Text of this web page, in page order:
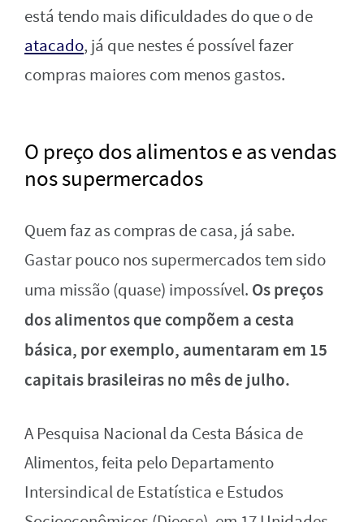
está tendo mais dificuldades do que o de
atacado, já que nestes é possível fazer
compras maiores com menos gastos.
O preço dos alimentos e as vendas
nos supermercados
Quem faz as compras de casa, já sabe.
Gastar pouco nos supermercados tem sido
uma missão (quase) impossível. Os preços
dos alimentos que compõem a cesta
básica, por exemplo, aumentaram em 15
capitais brasileiras no mês de julho.
A Pesquisa Nacional da Cesta Básica de
Alimentos, feita pelo Departamento
Intersindical de Estatística e Estudos